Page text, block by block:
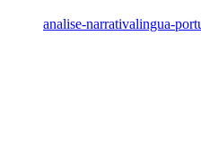
analise-narrativalingua-